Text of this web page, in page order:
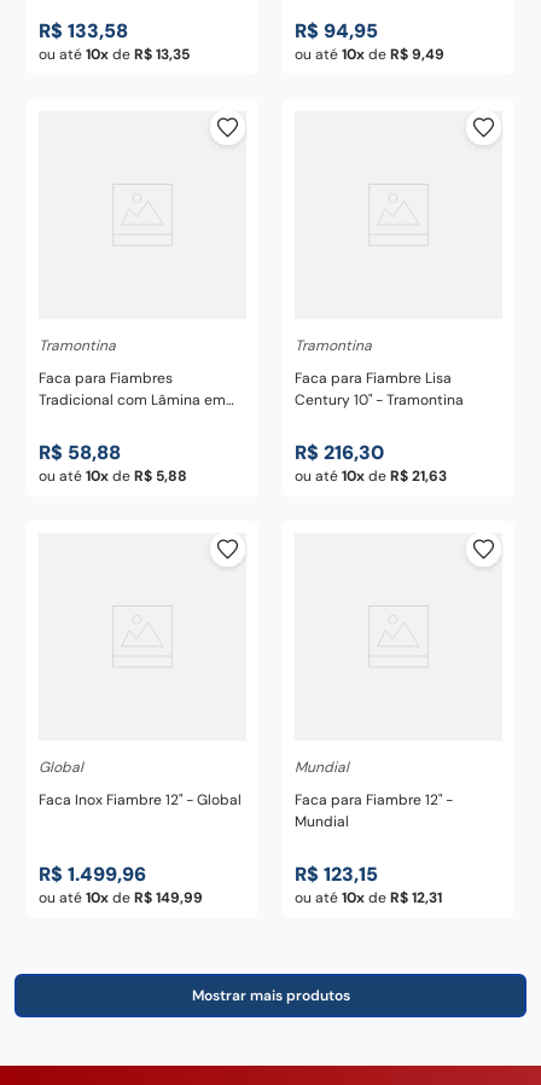
R$ 133,58
ou até10 deR$ 13,35
R$ 94,95
ou até10 deR$ 9,49
Tramontina
Faca para Fiambres
Tradicional com Lâmina em
Natural 9" - Tramontina
R$ 58,88
ou até10 deR$ 5,88
Tramontina
Faca para Fiambre Lisa
Century 10" - Tramontina
R$ 216,30
ou até10 deR$ 21,63
Global
Faca Inox Fiambre 12" - Global
R$ 1.499,96
ou até10 deR$ 149,99
Mundial
Faca para Fiambre 12" -
Mundial
R$ 123,15
ou até10 deR$ 12,31